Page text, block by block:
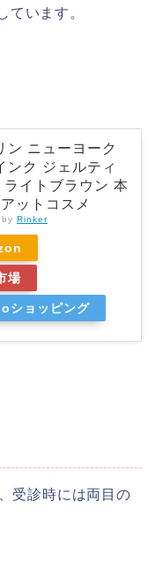
ています。
ン ニューヨーク
ンク ジェルティ
ライトブラウン 本
ットコスメ
Rinker
場
ショッピング
受診時には両目の